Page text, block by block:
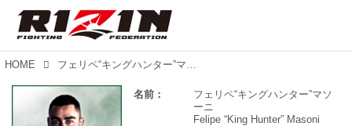
HOME フェリペ“キングハンター”マソーニ
名前：
フェリペ“キングハンター”マソ
ーニ
Felipe “King Hunter” Masoni